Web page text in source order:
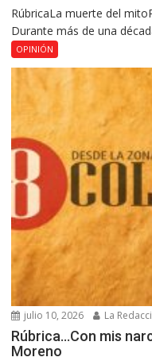
RúbricaLa muerte del
Durante más de una
OPINIÓN
julio 10, 2026 La
Rúbrica…Con mis
Moreno